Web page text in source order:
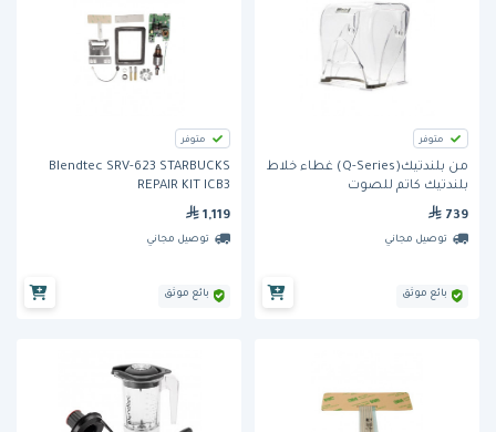
متوفر
من بلندتيك(Q-Series) غطاء خلاط
بلندتيك كاتم للصوت
739
توصيل مجاني
بائع موثق
متوفر
Blendtec SRV-623 STARBUCKS
REPAIR KIT ICB3
1,119
توصيل مجاني
بائع موثق